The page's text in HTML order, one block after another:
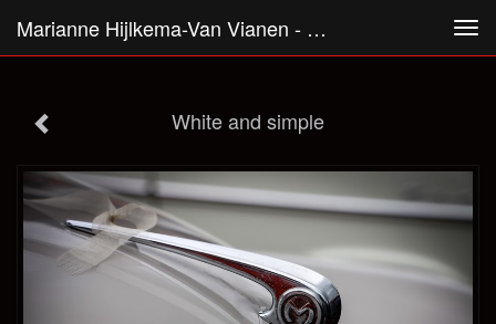
Marianne Hijlkema-Van Vianen - White And Simple
White and simple